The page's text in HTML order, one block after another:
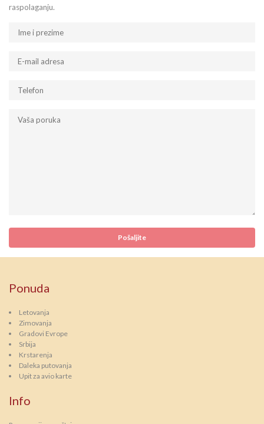
raspolaganju.
Ponuda
Letovanja
Zimovanja
Gradovi Evrope
Srbija
Krstarenja
Daleka putovanja
Upit za avio karte
Info